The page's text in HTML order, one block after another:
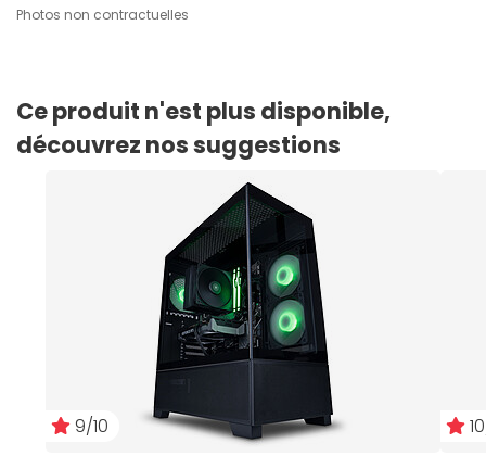
Photos non contractuelles
Ce produit n'est plus disponible,
découvrez nos suggestions
9/10